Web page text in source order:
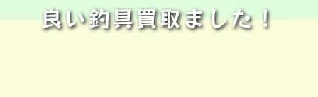
良い釣具買取ました！